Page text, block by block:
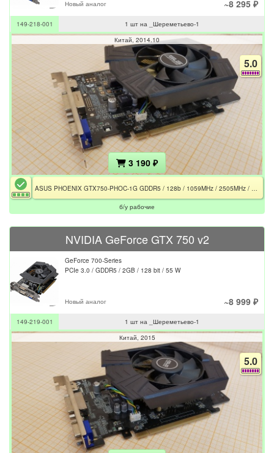
Новый аналог ~8 295 ₽
149-218-001
1 шт на _Шереметьево-1
Китай 2014.10
5.0
3 190 ₽
б/у рабочие
NVIDIA GeForce GTX 750 v2
GeForce 700-Series
PCIe 3.0 / GDDR5 / 2GB / 128 bit / 55 W
Новый аналог ~8 999 ₽
149-219-001
1 шт на _Шереметьево-1
Китай 2015
5.0